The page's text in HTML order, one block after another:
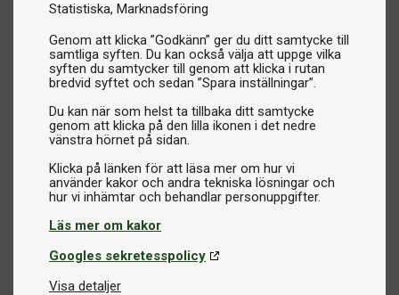
Statistiska Marknadsföring
Genom att klicka ”Godkänn” ger du ditt samtycke till
samtliga syften. Du kan också välja att uppge vilka
syften du samtycker till genom att klicka i rutan
bredvid syftet och sedan ”Spara inställningar”.
Du kan när som helst ta tillbaka ditt samtycke
genom att klicka på den lilla ikonen i det nedre
vänstra hörnet på sidan.
Klicka på länken för att läsa mer om hur vi
använder kakor och andra tekniska lösningar och
Läs mer om kakor
Googles sekretesspolicy
Visa detaljer